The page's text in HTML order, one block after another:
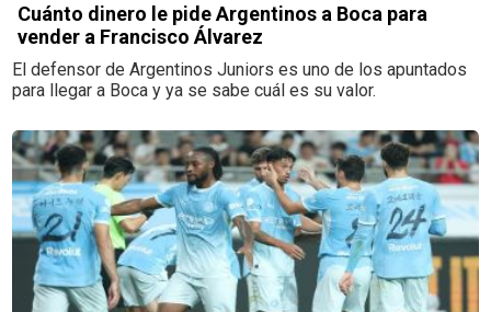
Cuánto dinero le pide Argentinos a Boca para
vender a Francisco Álvarez
El defensor de Argentinos Juniors es uno de los apuntados
para llegar a Boca y ya se sabe cuál es su valor.